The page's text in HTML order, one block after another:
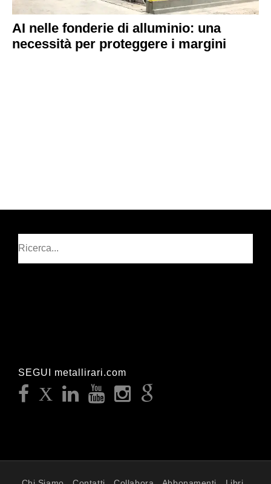
AI nelle fonderie di alluminio: una
necessità per proteggere i margini
SEGUI metallirari.com